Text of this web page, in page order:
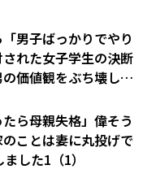
男子ばっかりでやり
れた女子学生の決断
価値観をぶち壊した
たら母親失格」偉そう
ことは妻に丸投げで
した1（1）